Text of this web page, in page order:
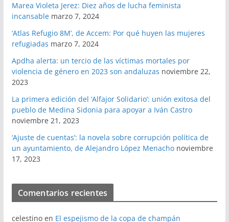
Marea Violeta Jerez: Diez años de lucha feminista
incansable marzo 7, 2024
‘Atlas Refugio 8M’, de Accem: Por qué huyen las mujeres
refugiadas marzo 7, 2024
Apdha alerta: un tercio de las víctimas mortales por
violencia de género en 2023 son andaluzas noviembre 22,
2023
La primera edición del ‘Alfajor Solidario’: unión exitosa del
pueblo de Medina Sidonia para apoyar a Iván Castro
noviembre 21, 2023
‘Ajuste de cuentas’: la novela sobre corrupción política de
un ayuntamiento, de Alejandro López Menacho noviembre
17, 2023
Comentarios recientes
celestinoen El espejismo de la copa de champán